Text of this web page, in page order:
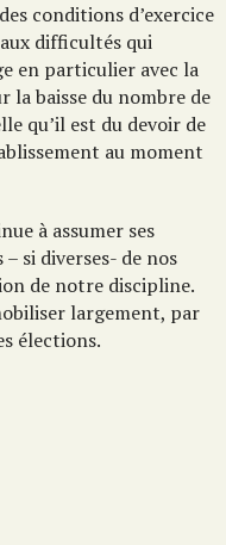
conditions d’exercice
difficultés qui
en particulier avec la
la baisse du nombre de
qu’il est du devoir de
au moment
à assumer ses
si diverses- de nos
de notre discipline.
largement, par
élections.